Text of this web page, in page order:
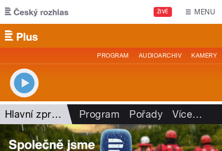
Přejít k hlavnímu obsahu
ŽIVĚ MENU
PROGRAM AUDIOARCHIV KAMERY
Hlavní zprávy - rozhovory Program Pořady Více…